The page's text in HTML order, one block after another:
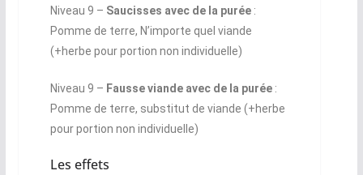
Niveau 9 – Saucisses avec de la purée:
Pomme de terre, N’importe quel viande
(+herbe pour portion non individuelle)
Niveau 9 – Fausse viande avec de la purée:
Pomme de terre, substitut de viande (+herbe
pour portion non individuelle)
Les effets